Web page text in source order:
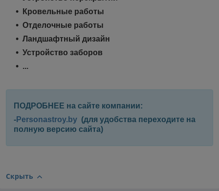
Кровельные работы
Отделочные работы
Ландшафтный дизайн
Устройство заборов
...
ПОДРОБНЕЕ на сайте компании:
-Personastroy.by (для удобства переходите на
полную версию сайта)
Скрыть